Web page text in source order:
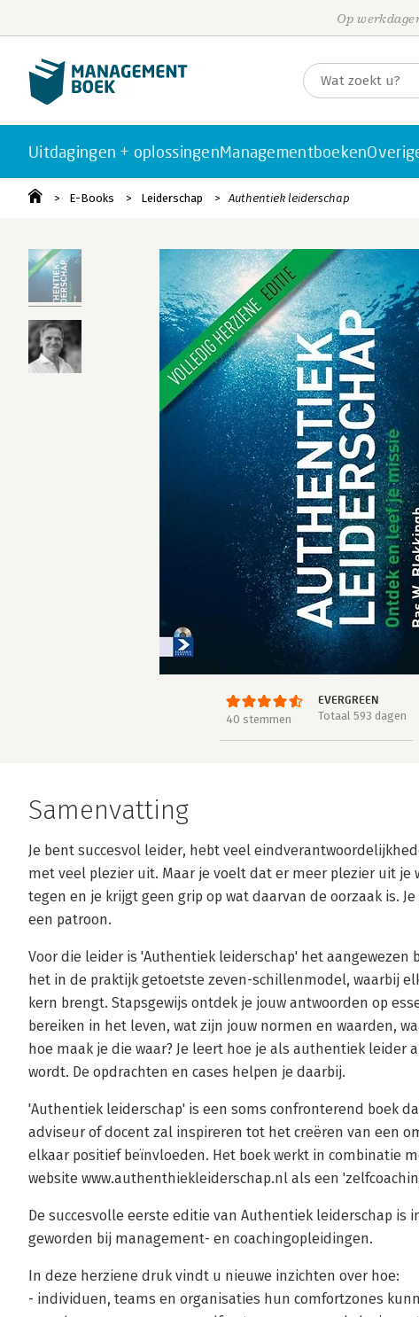
Op
Uitdagingen + oplossingenManagementboeken
E-Books Leiderschap Authentiek leiderschap
40 stemmen
EVERGREEN
Totaal 593 dagen
Samenvatting
Je bent succesvol leider, hebt veel
met veel plezier uit. Maar je voelt dat er meer plezier uit
tegen en je krijgt geen grip op wat daarvan de oorzaak is.
een patroon.
Voor die leider is 'Authentiek leiderschap' het aangewezen
het in de praktijk getoetste zeven-schillenmodel, waarbij
kern brengt. Stapsgewijs ontdek je jouw antwoorden op
bereiken in het leven, wat zijn jouw normen en waarden,
hoe maak je die waar? Je leert hoe je als authentiek leider
wordt. De opdrachten en cases helpen je daarbij.
'Authentiek leiderschap' is een soms confronterend boek
adviseur of docent zal inspireren tot het creëren van een
elkaar positief beïnvloeden. Het boek werkt in combinatie
website www.authenthiekleiderschap.nl als een
De succesvolle eerste editie van Authentiek leiderschap is
geworden bij management- en coachingopleidingen.
In deze herziene druk vindt u nieuwe inzichten over hoe:
- individuen, teams en organisaties hun comfortzones